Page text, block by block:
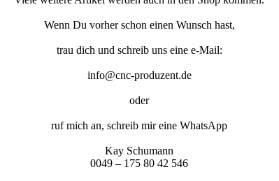
Wenn Du vorher schon einen Wunsch hast,
trau dich und schreib uns eine e-Mail:
info@cnc-produzent.de
oder
ruf mich an, schreib mir eine WhatsApp
Kay Schumann
0049 – 175 80 42 546